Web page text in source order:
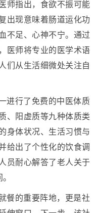
师指出，食欲不振可能
出现意味着肠道运化功
不足、心神不宁。通过
医师将专业的医学术语
们从生活细微处关注自
进行了免费的中医体质
、阳虚质等九种体质类
身体状况、生活习惯与
给出了个性化的饮食调
员耐心解答了老人关于
餐的重要阵地，更是社